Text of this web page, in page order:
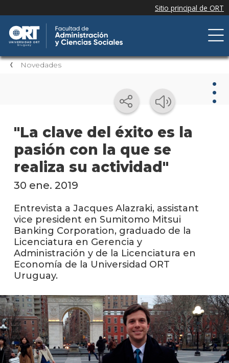
Novedades
"La clave del éxito es la
pasión con la que se
realiza su actividad"
en
los
Blog
de la
30 ene. 2019
Entrevista a Jacques Alazraki, assistant
vice president en Sumitomo Mitsui
Banking Corporation, graduado de la
Licenciatura en Gerencia y
Administración y de la Licenciatura en
Economía de la Universidad ORT
Uruguay.